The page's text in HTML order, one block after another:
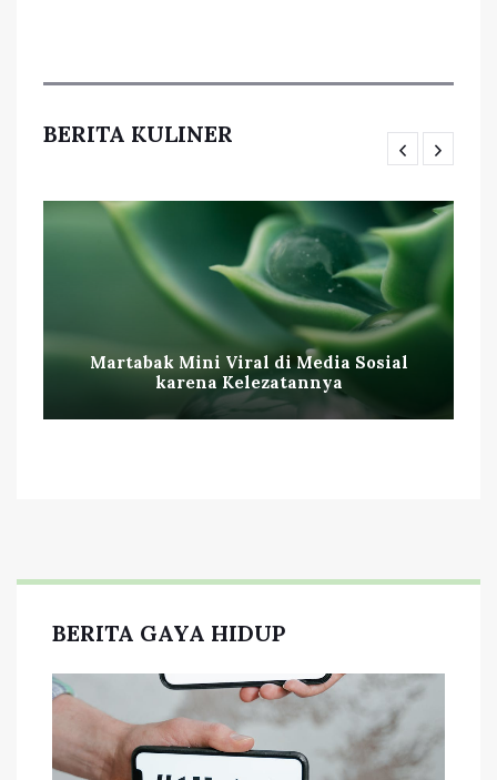
BERITA KULINER
Martabak Mini Viral di Media Sosial
karena Kelezatannya
BERITA GAYA HIDUP